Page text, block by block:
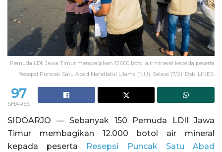
Pemuda LDII Jawa Timur membagikan 12.000 botol air mineral kepada peserta
Resepsi Puncak Satu Abad Nahdlatul Ulama (NU), Selasa (7/2). Dok: LINES.
97
SHARES
SIDOARJO — Sebanyak 150 Pemuda LDII Jawa
Timur membagikan 12.000 botol air mineral
kepada peserta
Resepsi Puncak Satu Abad